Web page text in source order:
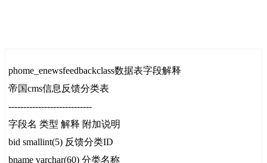
phome_enewsfeedbackclass数据表字段解释
帝国cms信息反馈分类表
----------------------------
字段名 类型 解释 附加说明
bid smallint(5) 反馈分类ID
bname varchar(60) 分类名称